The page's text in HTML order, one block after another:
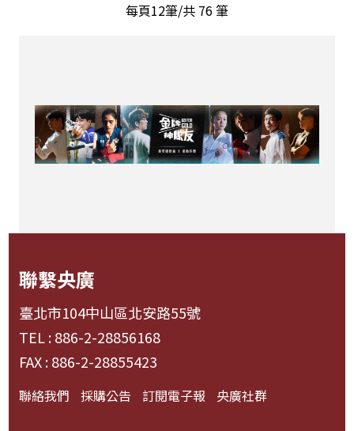
每頁12筆/共 76筆
聯繫央廣
臺北市104中山區北安路55號
TEL : 886-2-28856168
FAX : 886-2-28855423
聯絡我們 採購公告 訂閱電子報 央廣社群